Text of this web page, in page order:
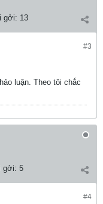
gởi: 13
#3
luận. Theo tôi chắc
gởi: 5
#4